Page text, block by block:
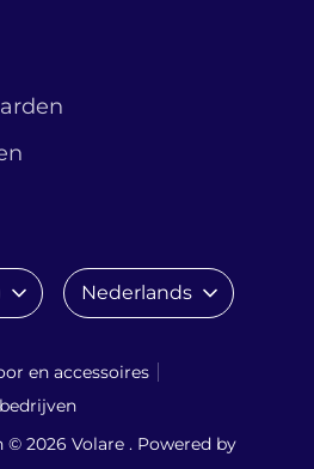
en accessoires
© 2026 Volare . Powered by
TaalNederlands